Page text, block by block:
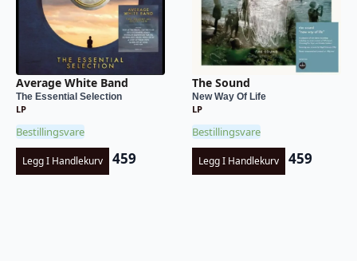
Average White Band
The Essential Selection
LP
Bestillingsvare
Legg I Handlekurv 459
The Sound
New Way Of Life
LP
Bestillingsvare
Legg I Handlekurv 459